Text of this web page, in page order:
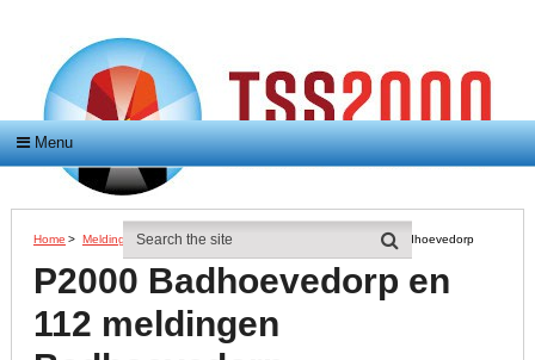
Menu
Home > Meldingen > P2000 Badhoevedorp En 112 Meldingen Badhoevedorp
P2000 Badhoevedorp en
112 meldingen